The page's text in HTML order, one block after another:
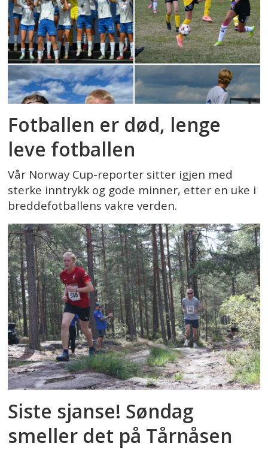
Fotballen er død, lenge
leve fotballen
Vår Norway Cup-reporter sitter igjen med
sterke inntrykk og gode minner, etter en uke i
breddefotballens vakre verden.
Siste sjanse! Søndag
smeller det på Tårnåsen